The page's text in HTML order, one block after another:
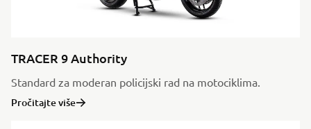
TRACER 9 Authority
Standard za moderan policijski rad na motociklima.
Pročitajte više